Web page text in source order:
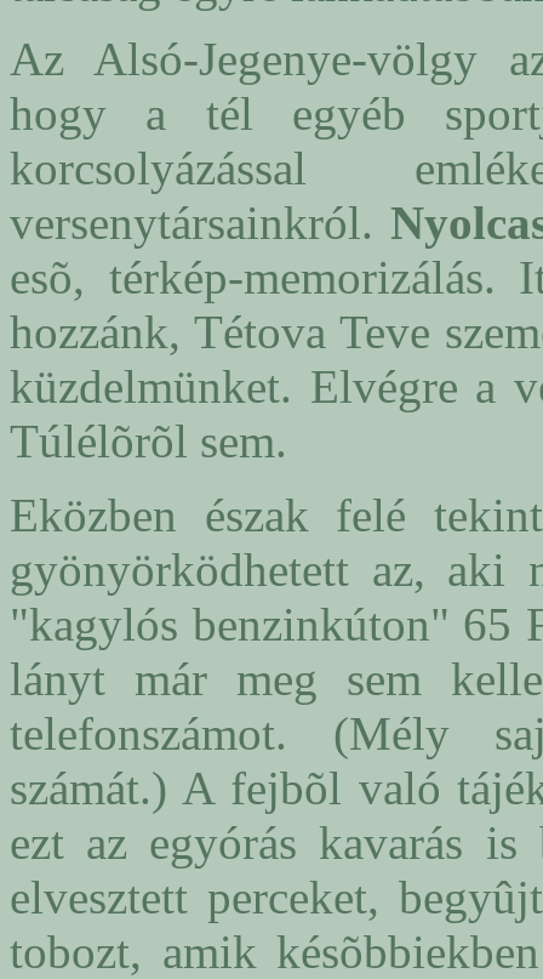
Az Alsó-Jegenye-völgy
hogy a tél egyéb
korcsolyázással
versenytársainkról.
esõ, térkép-
hozzánk, Tétova Teve
küzdelmünket. Elvégre a
Túlélõrõl sem.
Eközben észak felé
gyönyörködhetett az, aki
"kagylós benzinkúton" 65
lányt már meg sem
telefonszámot. (Mély
számát.) A fejbõl való
ezt az egyórás kavarás
elvesztett perceket,
tobozt, amik